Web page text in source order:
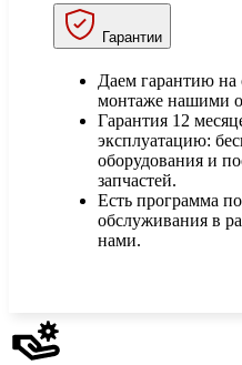
Гарантии
Даем гарантию на
монтаже нашими
Гарантия 12
эксплуатацию:
оборудования и
запчастей.
Есть программа
обслуживания в
нами.